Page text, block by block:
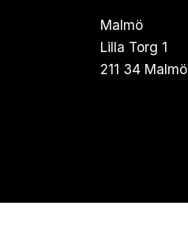
Malmö
Lilla Torg 1
211 34 Malmö